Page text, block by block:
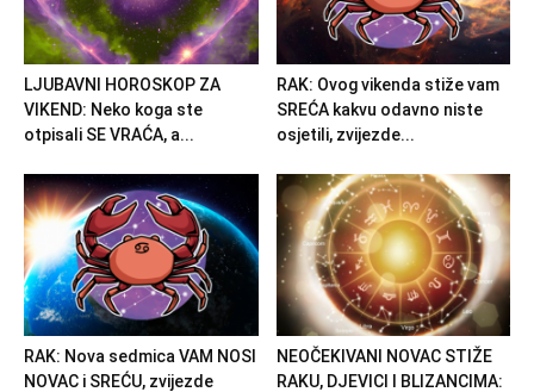
LJUBAVNI HOROSKOP ZA
VIKEND: Neko koga ste
otpisali SE VRAĆA, a...
RAK: Ovog vikenda stiže vam
SREĆA kakvu odavno niste
osjetili, zvijezde...
RAK: Nova sedmica VAM NOSI
NOVAC i SREĆU, zvijezde
NEOČEKIVANI NOVAC STIŽE
RAKU, DJEVICI I BLIZANCIMA: